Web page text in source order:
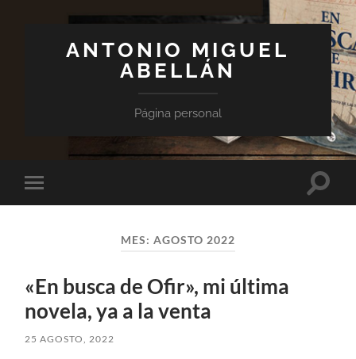
ANTONIO MIGUEL
ABELLÁN
Página personal
Alternar
el
MES: AGOSTO 2022
«En busca de Ofir», mi última
novela, ya a la venta
25 AGOSTO, 2022